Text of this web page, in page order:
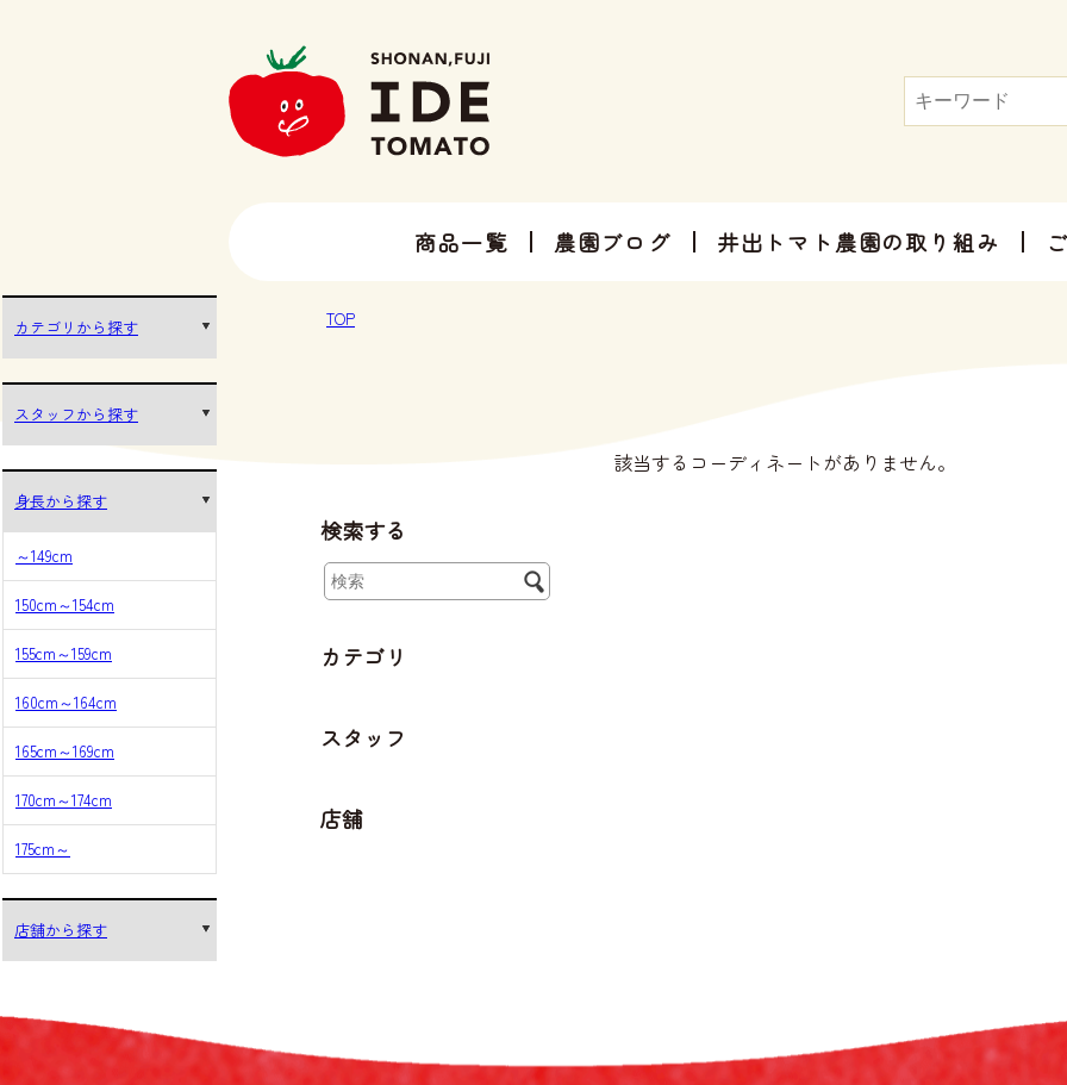
商品一覧 農園ブログ 井出トマト農園の取り組み
カテゴリから探す
スタッフから探す
身長から探す
～149cm
150cm～154cm
155cm～159cm
160cm～164cm
165cm～169cm
170cm～174cm
175cm～
店舗から探す
TOP
該当するコーディネートがありません。
検索する
カテゴリ
スタッフ
店舗